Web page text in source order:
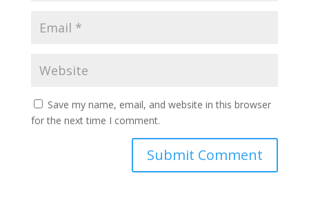
Save my name, email, and website in this browser
for the next time I comment.